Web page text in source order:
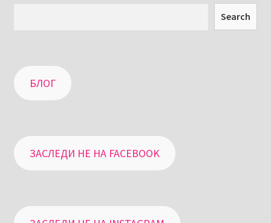
Search
БЛОГ
ЗАСЛЕДИ НЕ НА FACEBOOK